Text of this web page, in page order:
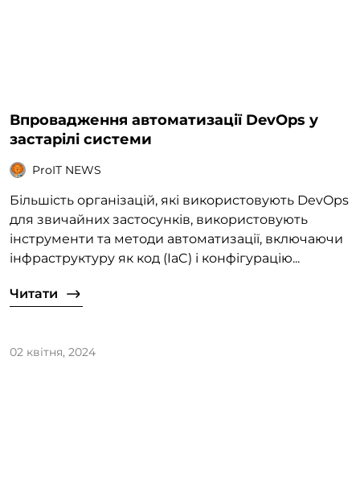
Впровадження автоматизації DevOps у
застарілі системи
ProIT NEWS
Більшість організацій, які використовують DevOps
для звичайних застосунків, використовують
інструменти та методи автоматизації, включаючи
інфраструктуру як код (IaC) і конфігурацію...
Читати
02 квітня, 2024